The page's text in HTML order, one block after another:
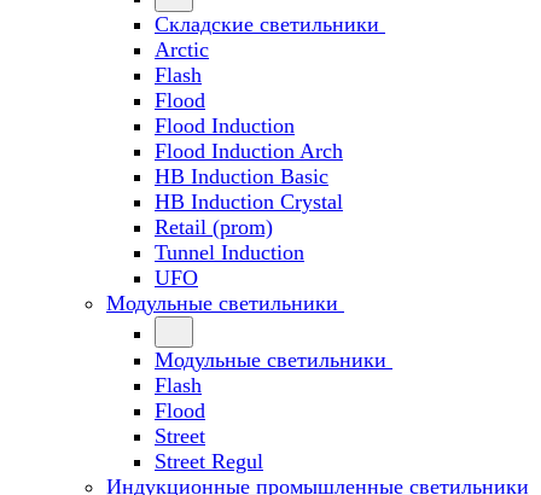
Складские светильники
Arctic
Flash
Flood
Flood Induction
Flood Induction Arch
HB Induction Basic
HB Induction Crystal
Retail (prom)
Tunnel Induction
UFO
Модульные светильники
Модульные светильники
Flash
Flood
Street
Street Regul
Индукционные промышленные светильники